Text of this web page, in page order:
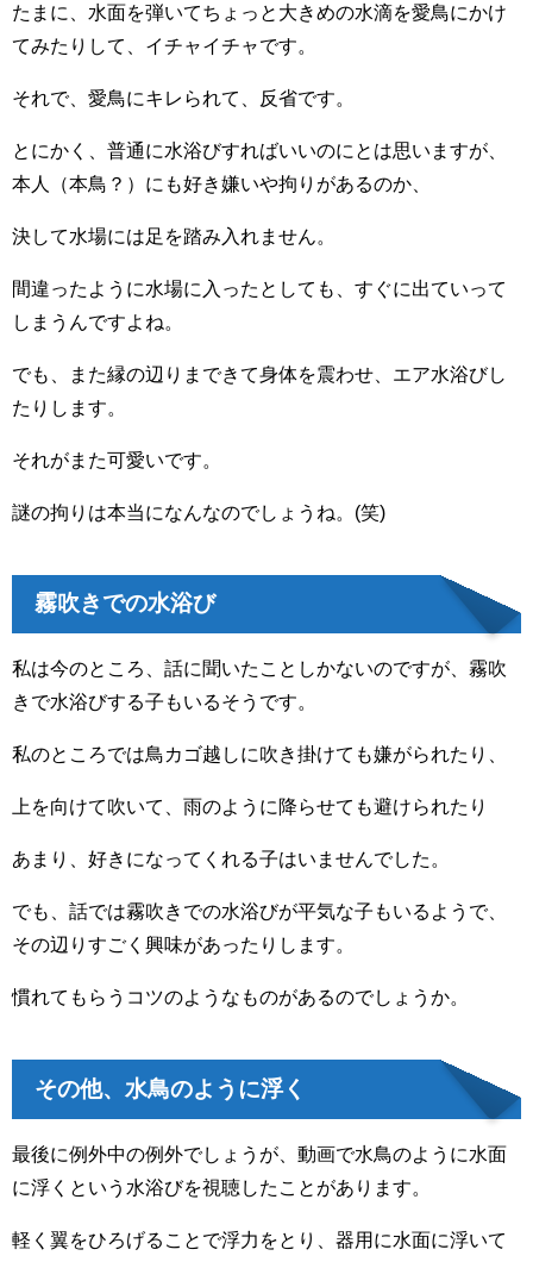
たまに、水面を弾いてちょっと大きめの水滴を愛鳥にかけ
てみたりして、イチャイチャです。
それで、愛鳥にキレられて、反省です。
とにかく、普通に水浴びすればいいのにとは思いますが、
本人（本鳥？）にも好き嫌いや拘りがあるのか、
決して水場には足を踏み入れません。
間違ったように水場に入ったとしても、すぐに出ていって
しまうんですよね。
でも、また縁の辺りまできて身体を震わせ、エア水浴びし
たりします。
それがまた可愛いです。
謎の拘りは本当になんなのでしょうね。(笑)
霧吹きでの水浴び
私は今のところ、話に聞いたことしかないのですが、霧吹
きで水浴びする子もいるそうです。
私のところでは鳥カゴ越しに吹き掛けても嫌がられたり、
上を向けて吹いて、雨のように降らせても避けられたり
あまり、好きになってくれる子はいませんでした。
でも、話では霧吹きでの水浴びが平気な子もいるようで、
その辺りすごく興味があったりします。
慣れてもらうコツのようなものがあるのでしょうか。
その他、水鳥のように浮く
最後に例外中の例外でしょうが、動画で水鳥のように水面
に浮くという水浴びを視聴したことがあります。
軽く翼をひろげることで浮力をとり、器用に水面に浮いて